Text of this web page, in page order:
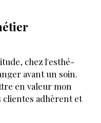
chez l'esthé­
avant un soin.
en valeur mon
adhèrent et